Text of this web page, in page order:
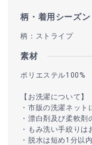
柄・着用シーズン
柄：ストライプ
素材
ポリエステル100%
【お洗濯について】
・市販の洗濯ネット
・漂白剤及び柔軟剤
・もみ洗い手絞りは
・脱水は短め1分以